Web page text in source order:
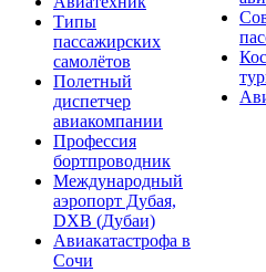
Типы
пассажирских
самолётов
Полетный
диспетчер
авиакомпании
Профессия
бортпроводник
Международный
аэропорт Дубая,
DXB (Дубаи)
Авиакатастрофа в
Сочи